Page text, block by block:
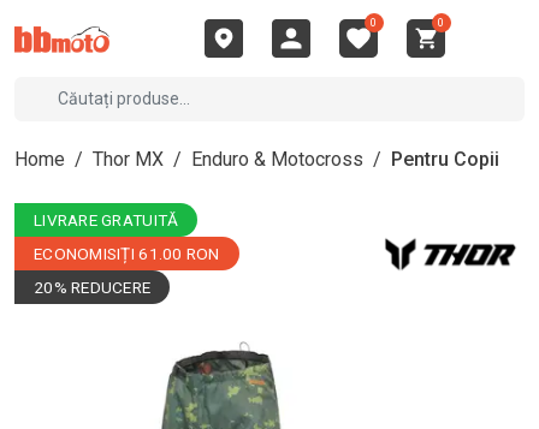
0 0
Home / Thor MX / Enduro & Motocross / Pentru Copii
LIVRARE GRATUITĂ
ECONOMISIȚI 61.00 RON
20% REDUCERE